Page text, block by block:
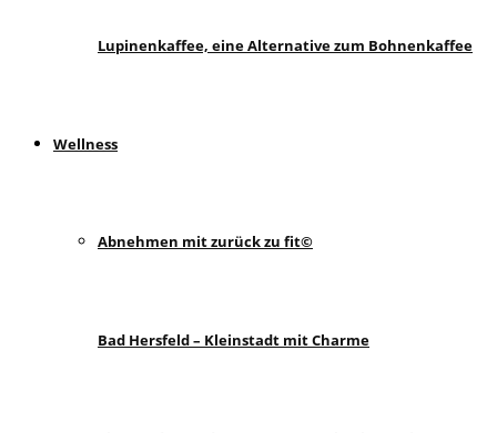
Lupinenkaffee, eine Alternative zum Bohnenkaffee
Wellness
Abnehmen mit zurück zu fit©
Bad Hersfeld – Kleinstadt mit Charme